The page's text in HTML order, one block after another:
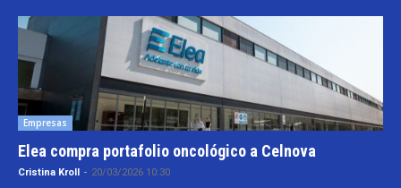
Empresas
Elea compra portafolio oncológico a Celnova
Cristina Kroll - 20/03/2026 10:30